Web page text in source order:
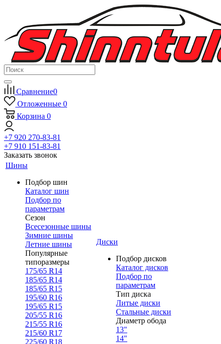
Сравнение0
Отложенные 0
Корзина 0
+7 920 270-83-81
+7 910 151-83-81
Заказать звонок
Шины
Подбор шин
Каталог шин
Подбор по
параметрам
Сезон
Всесезонные шины
Зимние шины
Летние шины
Популярные
типоразмеры
175/65 R14
185/65 R14
185/65 R15
195/60 R16
195/65 R15
205/55 R16
215/55 R16
215/60 R17
225/60 R18
Диски
Подбор дисков
Каталог дисков
Подбор по
параметрам
Тип диска
Литые диски
Стальные диски
Диаметр обода
13"
14"